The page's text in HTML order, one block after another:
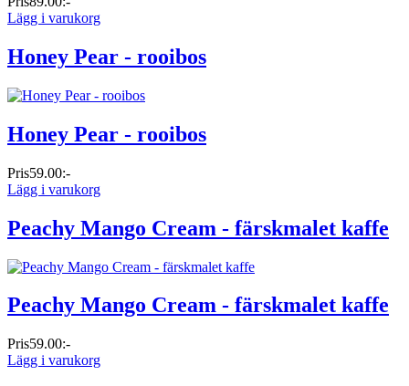
Lägg i varukorg
Honey Pear - rooibos
Honey Pear - rooibos
Pris59.00:-
Lägg i varukorg
Peachy Mango Cream - färskmalet kaffe
Peachy Mango Cream - färskmalet kaffe
Pris59.00:-
Lägg i varukorg